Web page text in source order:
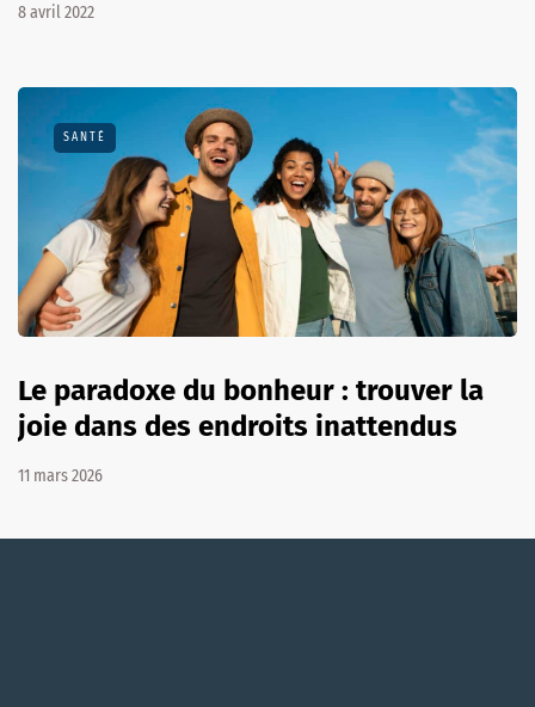
8 avril 2022
SANTÉ
Le paradoxe du bonheur : trouver la
joie dans des endroits inattendus
11 mars 2026